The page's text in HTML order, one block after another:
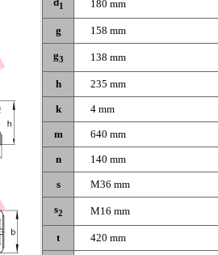
1 180 mm
g 158 mm
g3 138 mm
h 235 mm
k 4 mm
m 640 mm
n 140 mm
s M36 mm
s2 M16 mm
t 420 mm